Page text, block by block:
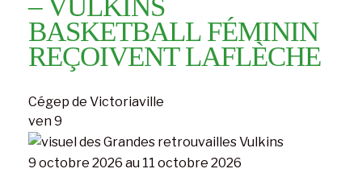
– VULKINS
BASKETBALL FÉMININ
REÇOIVENT LAFLÈCHE
Cégep de Victoriaville
ven9
9 octobre 2026 au 11 octobre 2026